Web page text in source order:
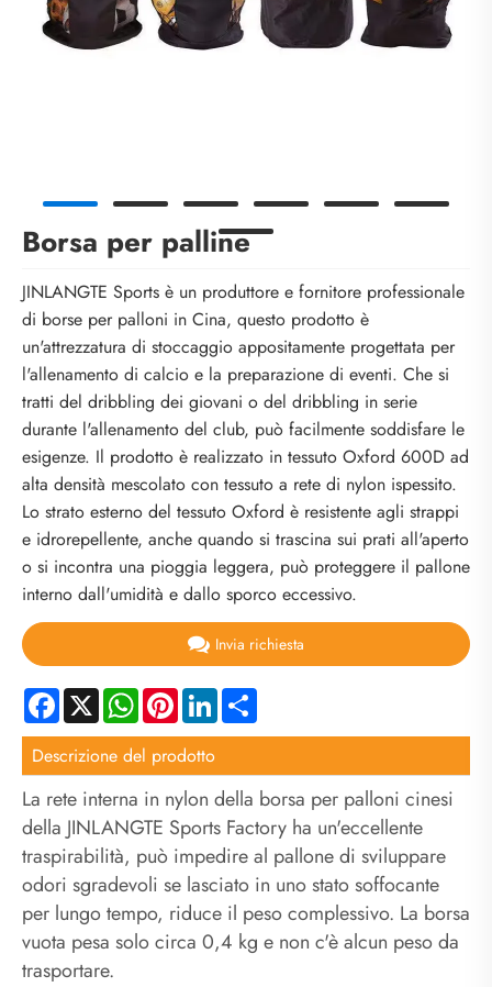
Borsa per palline
JINLANGTE Sports è un produttore e fornitore professionale
di borse per palloni in Cina, questo prodotto è
un'attrezzatura di stoccaggio appositamente progettata per
l'allenamento di calcio e la preparazione di eventi. Che si
tratti del dribbling dei giovani o del dribbling in serie
durante l'allenamento del club, può facilmente soddisfare le
esigenze. Il prodotto è realizzato in tessuto Oxford 600D ad
alta densità mescolato con tessuto a rete di nylon ispessito.
Lo strato esterno del tessuto Oxford è resistente agli strappi
e idrorepellente, anche quando si trascina sui prati all'aperto
o si incontra una pioggia leggera, può proteggere il pallone
interno dall'umidità e dallo sporco eccessivo.
Invia richiesta
Facebook
X WhatsApp
PinterestLinkedIn
Descrizione del prodotto
La rete interna in nylon della borsa per palloni cinesi
della JINLANGTE Sports Factory ha un'eccellente
traspirabilità, può impedire al pallone di sviluppare
odori sgradevoli se lasciato in uno stato soffocante
per lungo tempo, riduce il peso complessivo. La borsa
vuota pesa solo circa 0,4 kg e non c'è alcun peso da
trasportare.